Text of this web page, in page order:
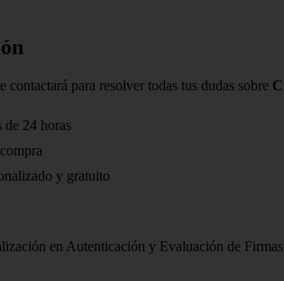
contactará para resolver todas tus dudas sobre
de 24 horas
y gratuito
en Autenticación y Evaluación de